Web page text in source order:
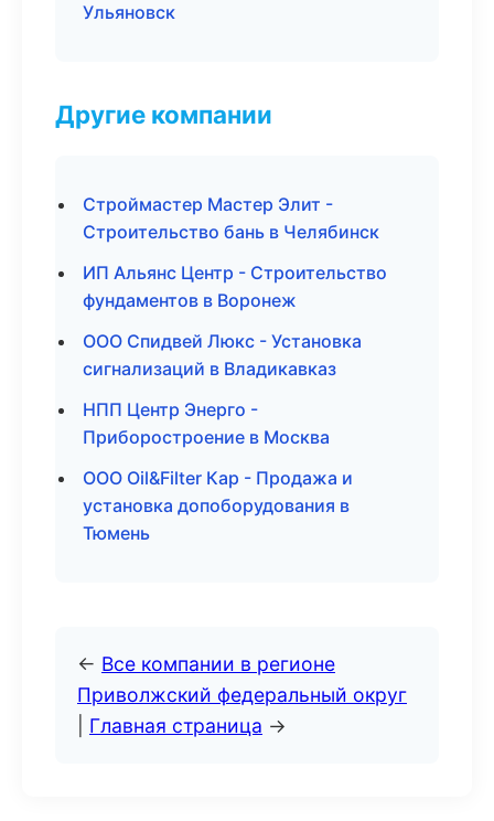
Ульяновск
Другие компании
Строймастер Мастер Элит -
Строительство бань в Челябинск
ИП Альянс Центр - Строительство
фундаментов в Воронеж
ООО Спидвей Люкс - Установка
сигнализаций в Владикавказ
НПП Центр Энерго -
Приборостроение в Москва
ООО Oil&Filter Кар - Продажа и
установка допоборудования в
Тюмень
← Все компании в регионе
Приволжский федеральный округ
Главная страница →